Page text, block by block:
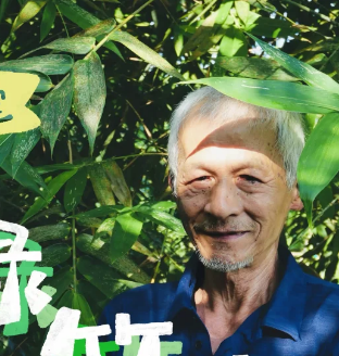
過程中，緩緩浮現在最上層、
，就叫做「泔（ám）」或是「
「粥油」、「粥糜」，或者更古
á）。
vs 洗米水
在米還沒煮之前清洗時所留下
塵與米屑，多半會直接倒掉